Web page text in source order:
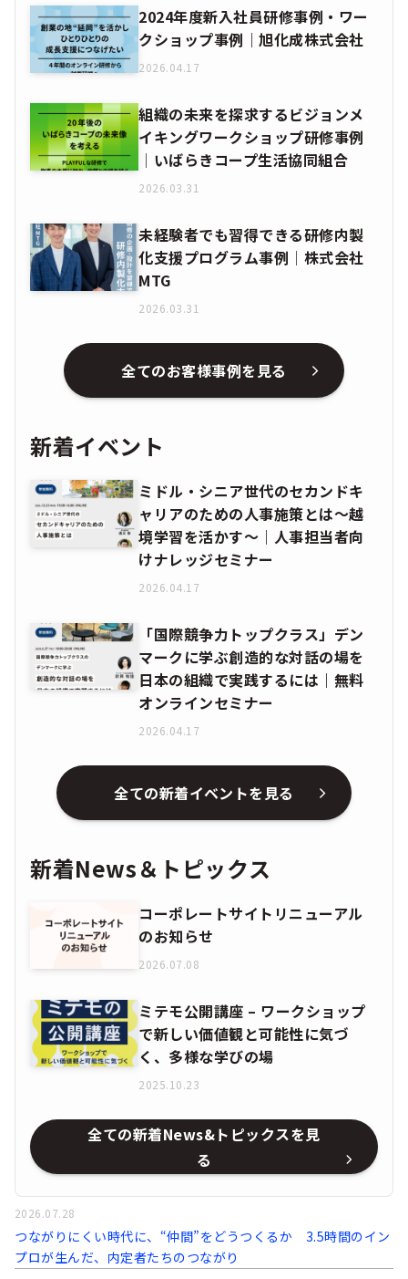
2024年度新入社員研修事例・ワー
クショップ事例｜旭化成株式会社
2026.04.17
組織の未来を探求するビジョンメ
イキングワークショップ研修事例
│いばらきコープ生活協同組合
2026.03.31
未経験者でも習得できる研修内製
化支援プログラム事例│株式会社
MTG
2026.03.31
全てのお客様事例を見る
新着イベント
ミドル・シニア世代のセカンドキ
ャリアのための人事施策とは〜越
境学習を活かす〜｜人事担当者向
けナレッジセミナー
2026.04.17
「国際競争力トップクラス」デン
マークに学ぶ創造的な対話の場を
日本の組織で実践するには｜無料
オンラインセミナー
2026.04.17
全ての新着イベントを見る
新着News＆トピックス
コーポレートサイトリニューアル
のお知らせ
2026.07.08
ミテモ公開講座 – ワークショップ
で新しい価値観と可能性に気づ
く、多様な学びの場
2025.10.23
全ての新着News&トピックスを見
る
つながりにくい時代に、“仲間”をどうつくるか 3.5時間のイン
プロが生んだ、内定者たちのつながり
2026.07.28